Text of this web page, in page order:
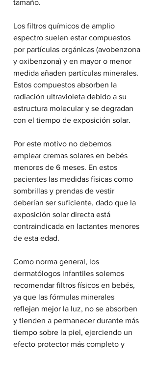
tamaño.
Los filtros químicos de amplio
espectro suelen estar compuestos
por partículas orgánicas (avobenzona
y oxibenzona) y en mayor o menor
medida añaden partículas minerales.
Estos compuestos absorben la
radiación ultravioleta debido a su
estructura molecular y se degradan
con el tiempo de exposición solar.
Por este motivo no debemos
emplear cremas solares en bebés
menores de 6 meses. En estos
pacientes las medidas físicas como
sombrillas y prendas de vestir
deberían ser suficiente, dado que la
exposición solar directa está
contraindicada en lactantes menores
de esta edad.
Como norma general, los
dermatólogos infantiles solemos
recomendar filtros físicos en bebés,
ya que las fórmulas minerales
reflejan mejor la luz, no se absorben
y tienden a permanecer durante más
tiempo sobre la piel, ejerciendo un
efecto protector más completo y